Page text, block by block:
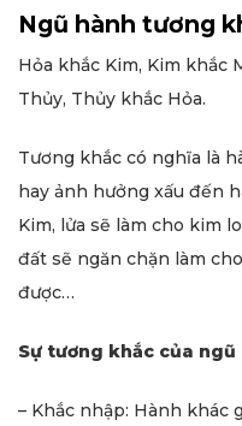
Ngũ hành tương
Hỏa khắc Kim, Kim khắc
Thủy, Thủy khắc Hỏa.
Tương khắc có nghĩa là
hay ảnh hưởng xấu đến
Kim, lửa sẽ làm cho kim
đất sẽ ngăn chặn làm
được…
Sự tương khắc của
– Khắc nhập: Hành khác